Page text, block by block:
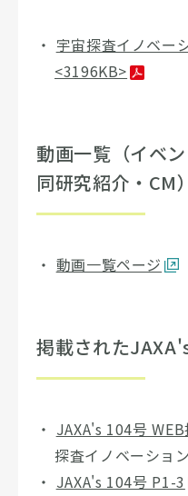
宇宙探査イノベー
<3196KB>
動画一覧（イベ
同研究紹介・CM）
動画一覧ページ
掲載された
JAXA's 104号
探査イノベーショ
JAXA's 104号 P1-3